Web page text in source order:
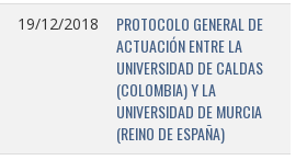
19/12/2018
PROTOCOLO GENERAL DE
ACTUACIÓN ENTRE LA
UNIVERSIDAD DE CALDAS
(COLOMBIA) Y LA
UNIVERSIDAD DE MURCIA
(REINO DE ESPAÑA)